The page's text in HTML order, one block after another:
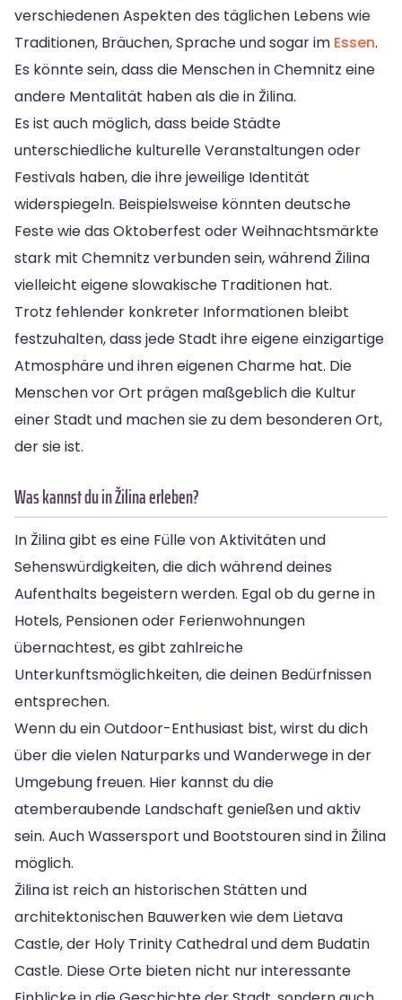
verschiedenen Aspekten des täglichen Lebens wie
Traditionen, Bräuchen, Sprache und sogar im Essen.
Es könnte sein, dass die Menschen in Chemnitz eine
andere Mentalität haben als die in Žilina.
Es ist auch möglich, dass beide Städte
unterschiedliche kulturelle Veranstaltungen oder
Festivals haben, die ihre jeweilige Identität
widerspiegeln. Beispielsweise könnten deutsche
Feste wie das Oktoberfest oder Weihnachtsmärkte
stark mit Chemnitz verbunden sein, während Žilina
vielleicht eigene slowakische Traditionen hat.
Trotz fehlender konkreter Informationen bleibt
festzuhalten, dass jede Stadt ihre eigene einzigartige
Atmosphäre und ihren eigenen Charme hat. Die
Menschen vor Ort prägen maßgeblich die Kultur
einer Stadt und machen sie zu dem besonderen Ort,
der sie ist.
Was kannst du in Žilina erleben?
In Žilina gibt es eine Fülle von Aktivitäten und
Sehenswürdigkeiten, die dich während deines
Aufenthalts begeistern werden. Egal ob du gerne in
Hotels, Pensionen oder Ferienwohnungen
übernachtest, es gibt zahlreiche
Unterkunftsmöglichkeiten, die deinen Bedürfnissen
entsprechen.
Wenn du ein Outdoor-Enthusiast bist, wirst du dich
über die vielen Naturparks und Wanderwege in der
Umgebung freuen. Hier kannst du die
atemberaubende Landschaft genießen und aktiv
sein. Auch Wassersport und Bootstouren sind in Žilina
möglich.
Žilina ist reich an historischen Stätten und
architektonischen Bauwerken wie dem Lietava
Castle, der Holy Trinity Cathedral und dem Budatin
Castle. Diese Orte bieten nicht nur interessante